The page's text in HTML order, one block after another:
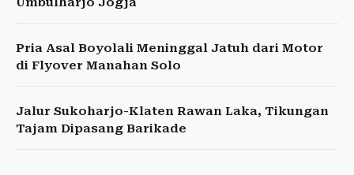
Pria Asal Boyolali Meninggal Jatuh dari Motor
di Flyover Manahan Solo
Jalur Sukoharjo-Klaten Rawan Laka, Tikungan
Tajam Dipasang Barikade